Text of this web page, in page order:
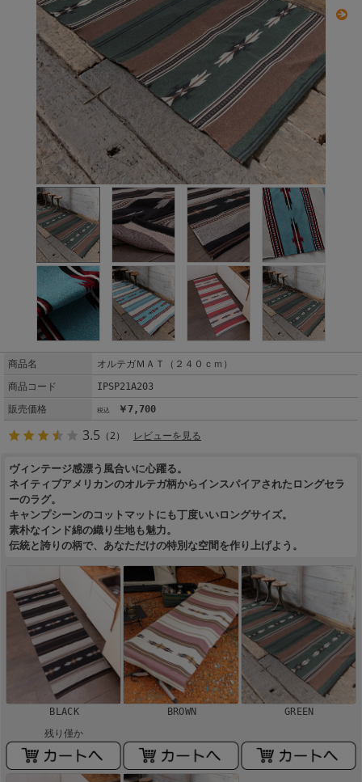
商品名
オルテガＭＡＴ（２４０ｃｍ）
商品コード
IPSP21A203
販売価格
￥7,700
3.5 （2） レビューを見る
ヴィンテージ感漂う風合いに心躍る。
ネイティブアメリカンのオルテガ柄からインスパイアされたロングセラ
ーのラグ。
キャンプシーンのコットマットにも丁度いいロングサイズ。
素朴なインド綿の織り生地も魅力。
伝統と誇りの柄で、あなただけの特別な空間を作り上げよう。
BLACK
残り僅か
BROWN GREEN